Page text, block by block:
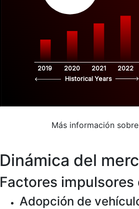
2019 2020 2021 2022
Historical Years
Más información
Dinámica del
Factores
Adopción de